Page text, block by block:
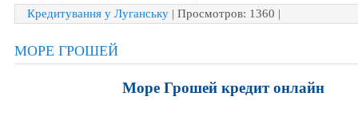
Кредитування у Луганську | Просмотров: 1360 |
МОРЕ ГРОШЕЙ
Море Грошей кредит онлайн